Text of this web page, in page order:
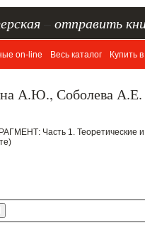
отправить
on-line Весь каталог Купить
А.Ю., Соболева А.Е.
Часть 1. Теоретические